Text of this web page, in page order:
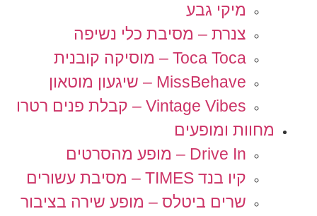
מיקי גבע
צנרת – מסיבת כלי נשיפה
Toca Toca – מוסיקה קובנית
MissBehave – שיגעון מוטאון
Vintage Vibes – קבלת פנים רטרו
מחוות ומופעים
Drive In – מופע מהסרטים
קיו בנד TIMES – מסיבת עשורים
שרים ביטלס – מופע שירה בציבור